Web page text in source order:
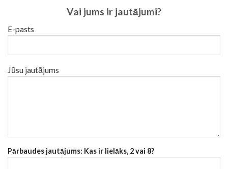
Vai jums ir jautājumi?
E-pasts
Jūsu jautājums
Pārbaudes jautājums: Kas ir lielāks, 2 vai 8?